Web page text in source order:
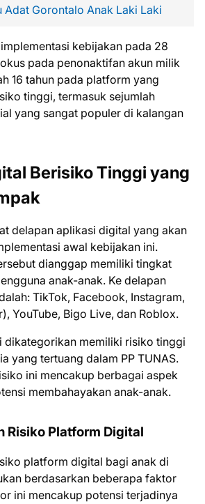
Adat Gorontalo Anak Laki Laki
kebijakan pada 28
pada penonaktifan akun milik
16 tahun pada platform yang
tinggi, termasuk sejumlah
yang sangat populer di kalangan
Berisiko Tinggi yang
delapan aplikasi digital yang akan
awal kebijakan ini.
dianggap memiliki tingkat
anak-anak. Ke delapan
TikTok, Facebook, Instagram,
YouTube, Bigo Live, dan Roblox.
dikategorikan memiliki risiko tinggi
yang tertuang dalam PP TUNAS.
ini mencakup berbagai aspek
membahayakan anak-anak.
Risiko Platform Digital
platform digital bagi anak di
berdasarkan beberapa faktor
ini mencakup potensi terjadinya